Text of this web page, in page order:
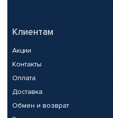
Клиентам
Акции
Контакты
Оплата
Доставка
Обмен и возврат